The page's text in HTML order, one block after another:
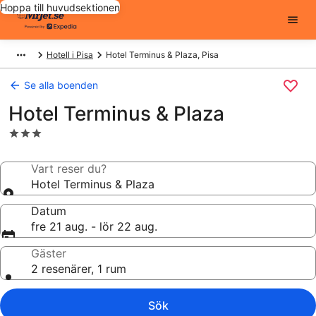
Hoppa till huvudsektionen
Hotell i Pisa Hotel Terminus & Plaza, Pisa
Se alla boenden
Hotel Terminus & Plaza
3.0-
boendeVart reser du?
Hotel Terminus & Plaza
Datum
fre 21 aug. - lör 22 aug.
Gäster
2 resenärer, 1 rum
Sök